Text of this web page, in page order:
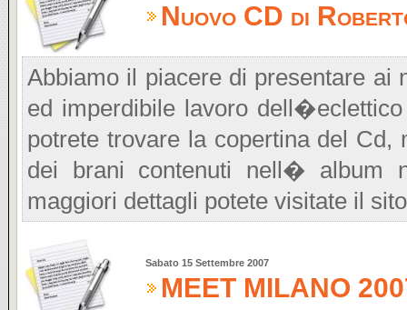
Nuovo CD di
Abbiamo il piacere di presentare
ed imperdibile lavoro
potrete trovare la copertina del
dei brani contenuti nell� album
maggiori dettagli potete visitate il
Sabato 15 Settembre 2007
MEET MILANO